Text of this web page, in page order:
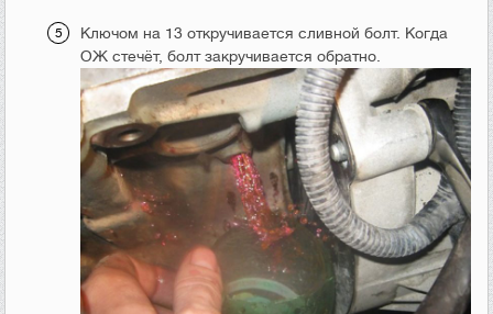
Ключом на 13 откручивается сливной болт. Когда
ОЖ стечёт, болт закручивается обратно.